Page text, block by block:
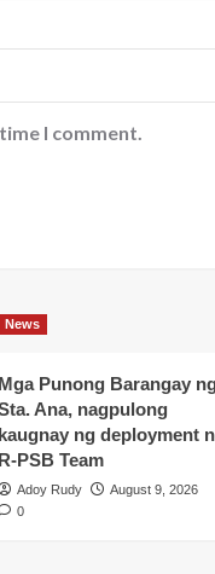
I comment.
News
Mga Punong Barangay
Ana, nagpulong
kaugnay ng deployment
R-PSB Team
Adoy Rudy
August 9, 2026
0